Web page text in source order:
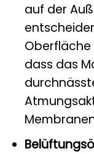
auf der
dass das